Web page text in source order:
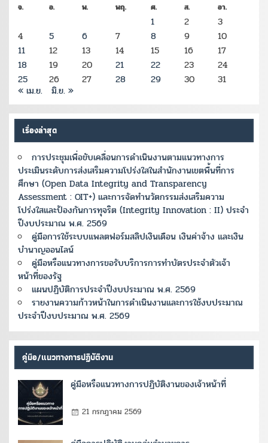
จ. อ. พ. พฤ. ศ. ส. อา.
1 2
3
4
5 6 7 8 9
10
11
12 13 14 15 16
17
18
19 20 21 22 23
24
25
26 27 28 29 30 31
« เม.ย. มิ.ย. »
เรื่องล่าสุด
การประชุมเพื่อขับเคลื่อนการดำเนินงานตามแนวทางการ
ประเมินระดับการส่งเสริมความโปร่งใสในสำนักงานเขตพื้นที่การ
ศึกษา (Open Data Integrity and Transparency
Assessment : OIT+) และการจัดทำนวัตกรรมส่งเสริมความ
โปร่งใสและป้องกันการทุจริต (Integrity Innovation : II) ประจำ
ปีงบประมาณ พ.ศ. 2569
คู่มือการใช้ระบบแพลตฟอร์มสลิปเงินเดือน เงินค่าจ้าง และเงิน
บำนาญออนไลน์
คู่มือหรือแนวทางการขอรับบริการการทำบัตรประจำตัวเจ้า
หน้าที่ของรัฐ
แผนปฏิบัติการประจำปีงบประมาณ พ.ศ. 2569
รายงานความก้าวหน้าในการดำเนินงานและการใช้งบประมาณ
ประจำปีงบประมาณ พ.ศ. 2569
คู่มือ/แนวทางการปฏิบัติงาน
คู่มือหรือแนวทางการปฏิบัติงานของเจ้าหน้าที่
21 กรกฎาคม 2569